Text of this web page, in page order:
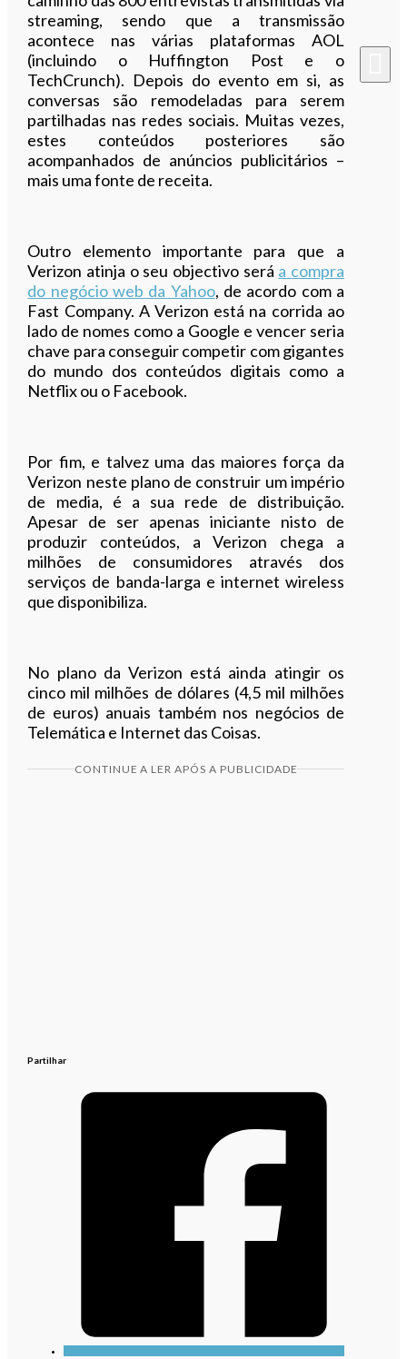
streaming, sendo que a transmissão
acontece nas várias plataformas AOL
(incluindo o Huffington Post e o
TechCrunch). Depois do evento em si, as
conversas são remodeladas para serem
partilhadas nas redes sociais. Muitas vezes,
estes conteúdos posteriores são
acompanhados de anúncios publicitários –
mais uma fonte de receita.
Outro elemento importante para que a
Verizon atinja o seu objectivo será a compra
do negócio web da Yahoo, de acordo com a
Fast Company. A Verizon está na corrida ao
lado de nomes como a Google e vencer seria
chave para conseguir competir com gigantes
do mundo dos conteúdos digitais como a
Netflix ou o Facebook.
Por fim, e talvez uma das maiores força da
Verizon neste plano de construir um império
de media, é a sua rede de distribuição.
Apesar de ser apenas iniciante nisto de
produzir conteúdos, a Verizon chega a
milhões de consumidores através dos
serviços de banda-larga e internet wireless
que disponibiliza.
No plano da Verizon está ainda atingir os
cinco mil milhões de dólares (4,5 mil milhões
de euros) anuais também nos negócios de
Telemática e Internet das Coisas.
CONTINUE A LER APÓS A PUBLICIDADE
Partilhar